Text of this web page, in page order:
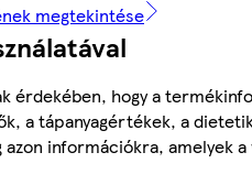
megtekintése
érdekében, hogy a
a tápanyagértékek, a
azon információkra, amelyek